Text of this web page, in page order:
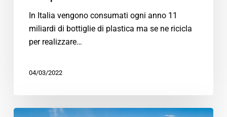
In Italia vengono consumati ogni anno 11
miliardi di bottiglie di plastica ma se ne ricicla
per realizzare…
04/03/2022